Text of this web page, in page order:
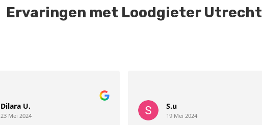
Ervaringen met Loodgieter Utrecht
Dilara U.
23 Mei 2024
S.u
19 Mei 2024